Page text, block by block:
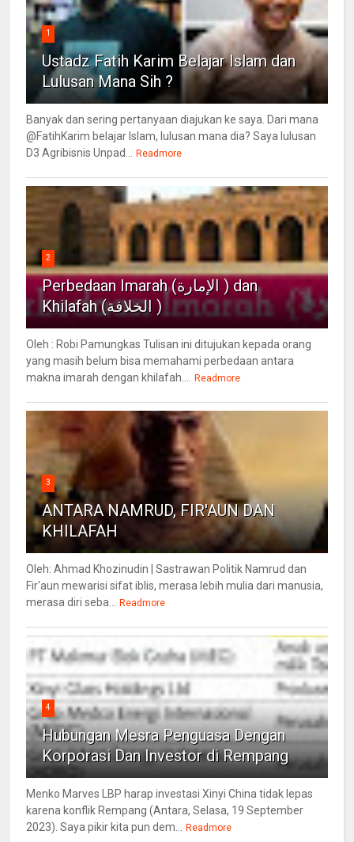
1
Ustadz Fatih Karim Belajar Islam dan
Lulusan Mana Sih ?
Banyak dan sering pertanyaan diajukan ke saya. Dari mana
@FatihKarim belajar Islam, lulusan mana dia? Saya lulusan
D3 Agribisnis Unpad... Readmore
2
Perbedaan Imarah (الإمارة ) dan
Khilafah (الخلافة )
Oleh : Robi Pamungkas Tulisan ini ditujukan kepada orang
yang masih belum bisa memahami perbedaan antara
makna imarah dengan khilafah.... Readmore
3
ANTARA NAMRUD, FIR'AUN DAN
KHILAFAH
Oleh: Ahmad Khozinudin | Sastrawan Politik Namrud dan
Fir'aun mewarisi sifat iblis, merasa lebih mulia dari manusia,
merasa diri seba... Readmore
4
Hubungan Mesra Penguasa Dengan
Korporasi Dan Investor di Rempang
Menko Marves LBP harap investasi Xinyi China tidak lepas
karena konflik Rempang (Antara, Selasa, 19 September
2023). Saya pikir kita pun dem... Readmore